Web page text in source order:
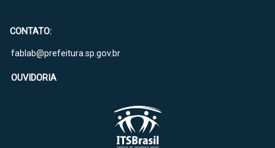
CONTATO:
fablab@prefeitura.sp.gov.br
OUVIDORIA